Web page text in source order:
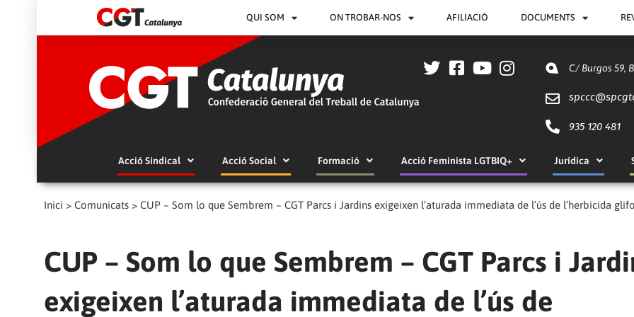
QUI SOM ON TROBAR-NOS AFILIACIÓ DOCUMENTS
C/ Burgos 59,
spccc@
935 120 481
Acció Sindical Acció Social Formació Acció Feminista LGTBIQ+ Jurídica
Inici > Comunicats > CUP – Som lo que Sembrem – CGT Parcs i Jardins exigeixen l’aturada immediata de l’ús de l’herbicida
CUP – Som lo que Sembrem – CGT Parcs i
exigeixen l’aturada immediata de l’ús de